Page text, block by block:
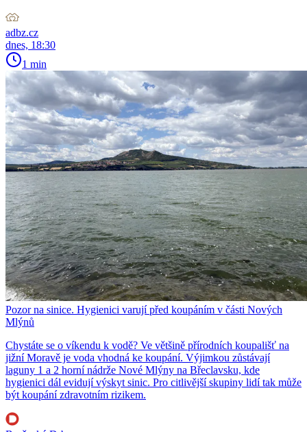
adbz.cz
dnes, 18:30
1 min
Pozor na sinice. Hygienici varují před koupáním v části Nových
Mlýnů
Chystáte se o víkendu k vodě? Ve většině přírodních koupališť na
jižní Moravě je voda vhodná ke koupání. Výjimkou zůstávají
laguny 1 a 2 horní nádrže Nové Mlýny na Břeclavsku, kde
hygienici dál evidují výskyt sinic. Pro citlivější skupiny lidí tak může
být koupání zdravotním rizikem.